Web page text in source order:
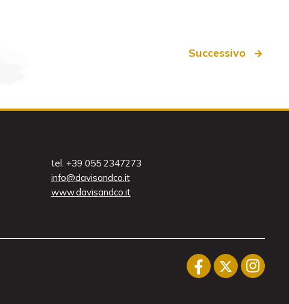
Successivo
tel. +39 055 2347273
info@davisandco.it
www.davisandco.it